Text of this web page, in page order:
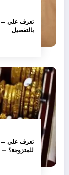
تعرف علي –
بالتفصيل
تعرف علي –
للمتزوجة؟ –